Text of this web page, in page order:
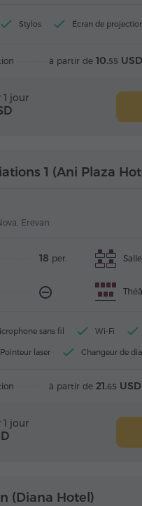
Stylos Écran de
à partir de 10.55
1 jour
1 (Ani Plaza
Erevan
18 per.
sans fil Wi-Fi
Pointeur laser Changeur de
à partir de 21.65
1 jour
(Diana Hotel)